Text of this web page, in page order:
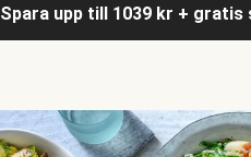
Spara upp till 1039 kr + gratis